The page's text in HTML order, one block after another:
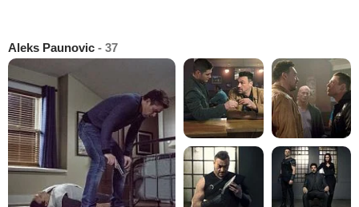
Aleks Paunovic - 37